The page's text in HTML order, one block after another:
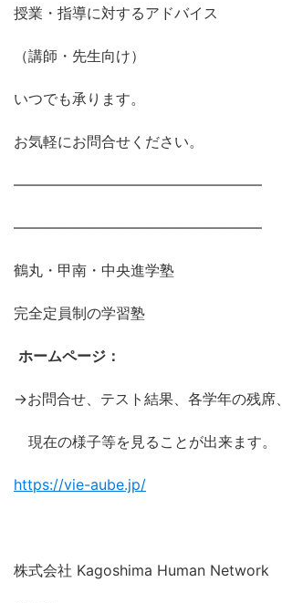
授業・指導に対するアドバイス
（講師・先生向け）
いつでも承ります。
お気軽にお問合せください。
―――――――――――――――――
―――――――――――――――――
鶴丸・甲南・中央進学塾
完全定員制の学習塾
ホームページ：
→お問合せ、テスト結果、各学年の残席、
現在の様子等を見ることが出来ます。
https://vie-aube.jp/
株式会社 Kagoshima Human Network